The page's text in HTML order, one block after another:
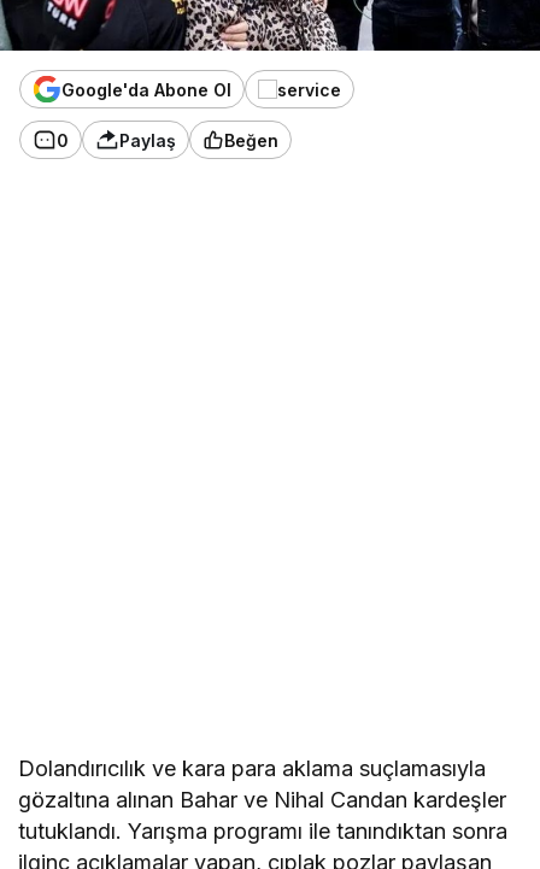
Google'da Abone Ol
0 Paylaş Beğen
Dolandırıcılık ve kara para aklama suçlamasıyla
gözaltına alınan Bahar ve Nihal Candan kardeşler
tutuklandı. Yarışma programı ile tanındıktan sonra
ilginç açıklamalar yapan, çıplak pozlar paylaşan